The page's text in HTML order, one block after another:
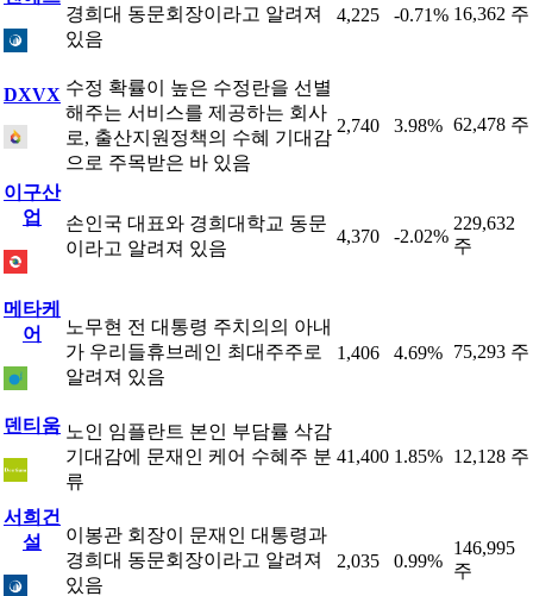
경희대 동문회장이라고 알려져
있음
4,225 -0.71% 16,362 주
DXVX 수정 확률이 높은 수정란을 선별
해주는 서비스를 제공하는 회사
로, 출산지원정책의 수혜 기대감
으로 주목받은 바 있음
2,740 3.98% 62,478 주
이구산
업
손인국 대표와 경희대학교 동문
이라고 알려져 있음
4,370 -2.02%
229,632
주
메타케
어
노무현 전 대통령 주치의의 아내
가 우리들휴브레인 최대주주로
알려져 있음
1,406 4.69% 75,293 주
덴티움 노인 임플란트 본인 부담률 삭감
기대감에 문재인 케어 수혜주 분
류
41,400 1.85% 12,128 주
서희건
설
이봉관 회장이 문재인 대통령과
경희대 동문회장이라고 알려져
있음
2,035 0.99%
146,995
주